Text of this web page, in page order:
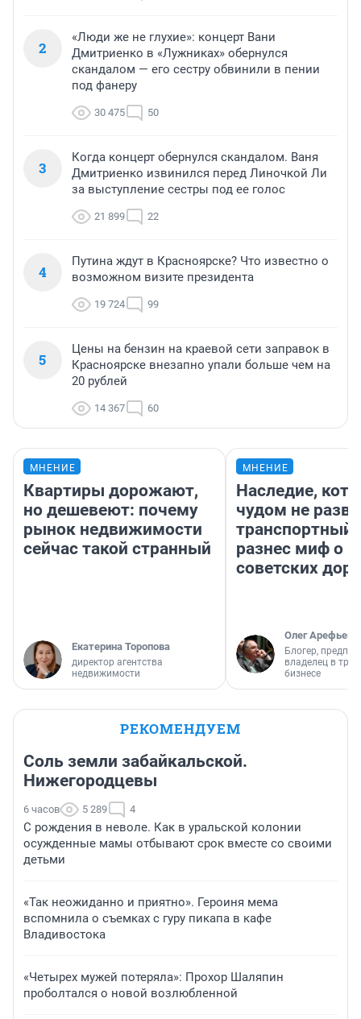
2
«Люди же не глухие»: концерт Вани
Дмитриенко в «Лужниках» обернулся
скандалом — его сестру обвинили в пении
под фанеру
30 475 50
3
Когда концерт обернулся скандалом. Ваня
Дмитриенко извинился перед Линочкой Ли
за выступление сестры под ее голос
21 899 22
4
Путина ждут в Красноярске? Что известно о
возможном визите президента
19 724 99
5
Цены на бензин на краевой сети заправок в
Красноярске внезапно упали больше чем на
20 рублей
14 367 60
МНЕНИЕ
Квартиры дорожают,
но дешевеют: почему
рынок недвижимости
сейчас такой странный
Екатерина Торопова
директор агентства
недвижимости
МНЕНИЕ
Наследие,
чудом не
транспортный
разнес миф о
советских
Олег Арефьев
Блогер,
владелец в
бизнесе
РЕКОМЕНДУЕМ
Соль земли забайкальской.
Нижегородцевы
6 часов 5 289 4
С рождения в неволе. Как в уральской колонии
осужденные мамы отбывают срок вместе со своими
детьми
«Так неожиданно и приятно». Героиня мема
вспомнила о съемках с гуру пикапа в кафе
Владивостока
«Четырех мужей потеряла»: Прохор Шаляпин
проболтался о новой возлюбленной